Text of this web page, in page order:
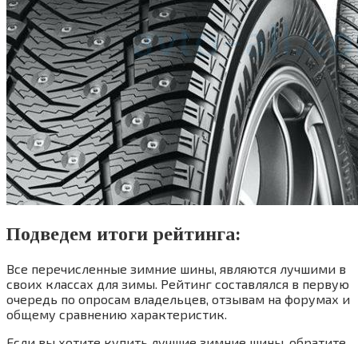
Подведем итоги рейтинга:
Все перечисленные зимние шины, являются лучшими в
своих классах для зимы. Рейтинг составлялся в первую
очередь по опросам владельцев, отзывам на форумах и
общему сравнению характеристик.